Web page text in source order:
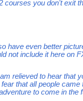
courses you don't exit
have even better
not include it here on
relieved to hear that
that all people
to come in the